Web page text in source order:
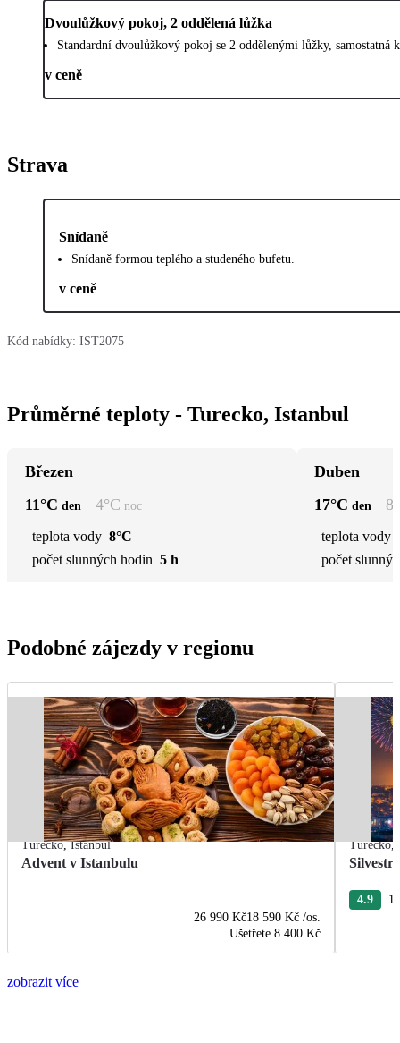
Dvoulůžkový pokoj, 2 oddělená lůžka
Standardní dvoulůžkový pokoj se 2 oddělenými lůžky, samostatná
v ceně
Strava
Snídaně
Snídaně formou teplého a studeného bufetu.
v ceně
Kód nabídky: IST2075
Průměrné teploty - Turecko, Istanbul
Březen
11°C den 4°C noc
teplota vody 8°C
počet slunných hodin 5 h
Duben
17°C den 8
teplota vody
počet
Podobné zájezdy v regionu
Turecko,Istanbul
Advent v Istanbulu
26 990 Kč18 590 Kč /os.
Ušetřete 8 400 Kč
Turecko,
Silvestr
4.9
zobrazit více